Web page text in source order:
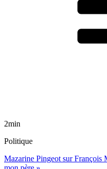
2min
Politique
Mazarine Pingeot sur François